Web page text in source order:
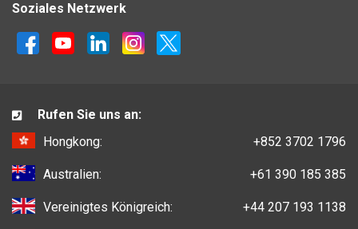
Soziales Netzwerk
Rufen Sie uns an:
Hongkong:
+852 3702 1796
Australien: +61 390 185 385
Vereinigtes Königreich: +44 207 193 1138